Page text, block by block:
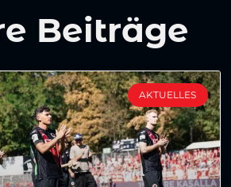
Beiträge
AKTUELLES